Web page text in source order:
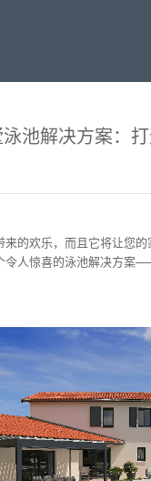
池解决方案：
的欢乐，而且它将让您
人惊喜的泳池解决方案